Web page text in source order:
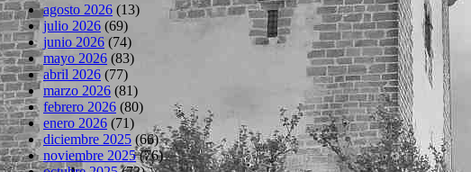
agosto 2026 (13)
julio 2026 (69)
junio 2026 (74)
mayo 2026 (83)
abril 2026 (77)
marzo 2026 (81)
febrero 2026 (80)
enero 2026 (71)
diciembre 2025 (66)
noviembre 2025(76)